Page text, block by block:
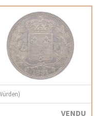
VENDU